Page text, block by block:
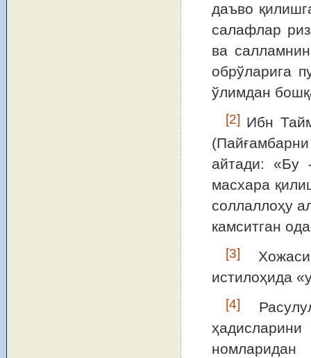
даъво
салафлар
ва
обрўларига
ўлимдан
[2] Ибн
айтади: «Бу
масхара
соллаллоҳу
камситган
[3]
истилоҳида
[4]